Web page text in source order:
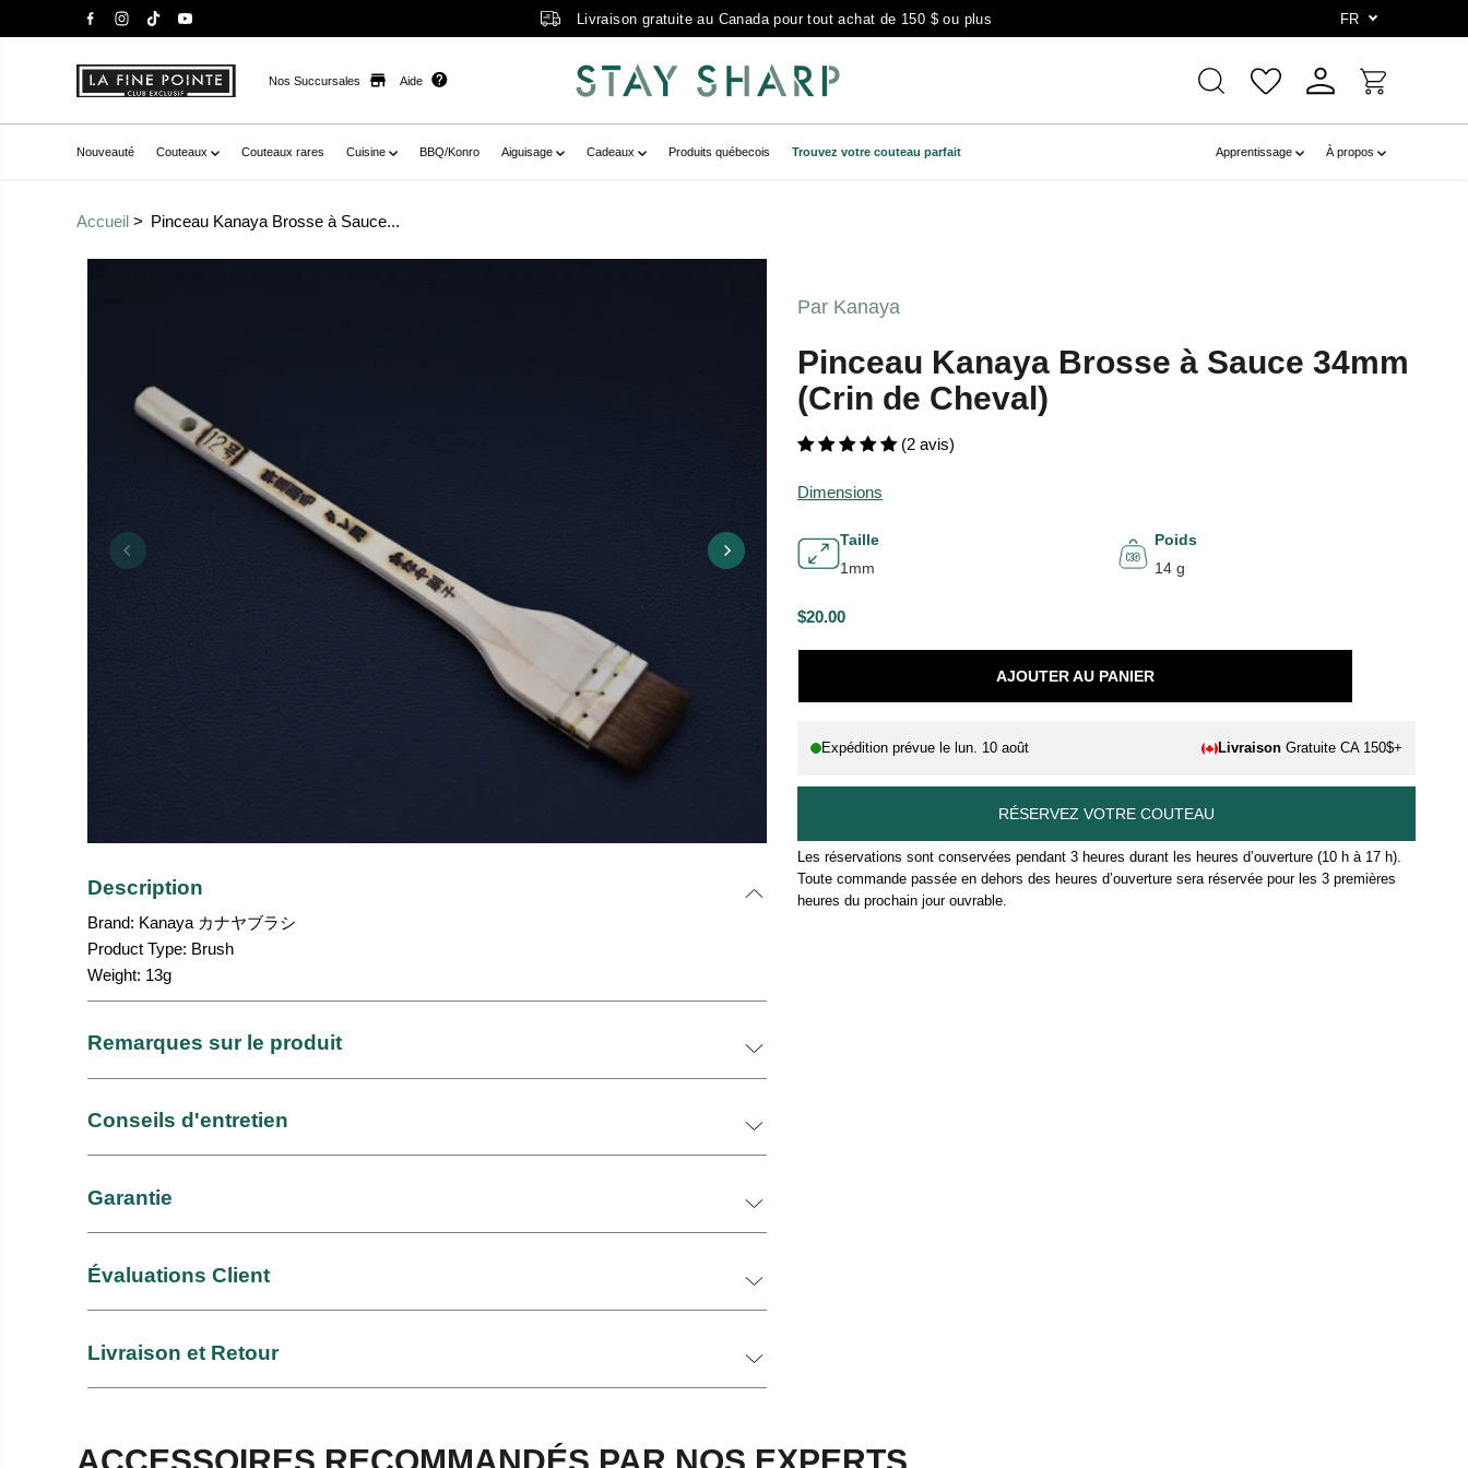
Livraison gratuite au Canada pour tout achat de 150 $ ou plus FR
Nos Succursales Aide
Nouveauté Couteaux Couteaux rares Cuisine BBQ/Konro Aiguisage Cadeaux Produits québecois Trouvez votre couteau parfait Apprentissage À propos
Accueil Pinceau Kanaya Brosse à Sauce...
Description
Brand: Kanaya カナヤブラシ
Product Type: Brush
Weight: 13g
Remarques sur le produit
Conseils d'entretien
Garantie
Évaluations Client
Livraison et Retour
Par Kanaya
Pinceau Kanaya Brosse à Sauce 34mm
(Crin de Cheval)
(2 avis)
Dimensions
Taille
1mm
Poids
14 g
P
R
X
A
I
T
U
$20.00
AJOUTER AU PANIER
Expédition prévue le lun. 10 août Livraison Gratuite CA 150$+
RÉSERVEZ VOTRE COUTEAU
Les réservations sont conservées pendant 3 heures durant les heures d’ouverture (10 h à 17 h).
Toute commande passée en dehors des heures d’ouverture sera réservée pour les 3 premières
heures du prochain jour ouvrable.